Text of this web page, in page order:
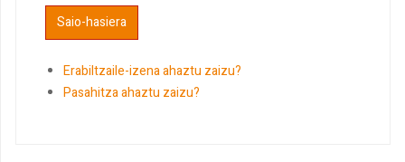
Erabiltzaile-izena ahaztu zaizu?
Pasahitza ahaztu zaizu?